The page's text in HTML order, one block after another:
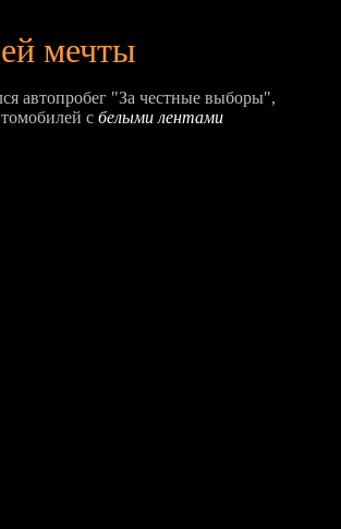
мечты
автопробег "За честные выборы",
с белыми лентами